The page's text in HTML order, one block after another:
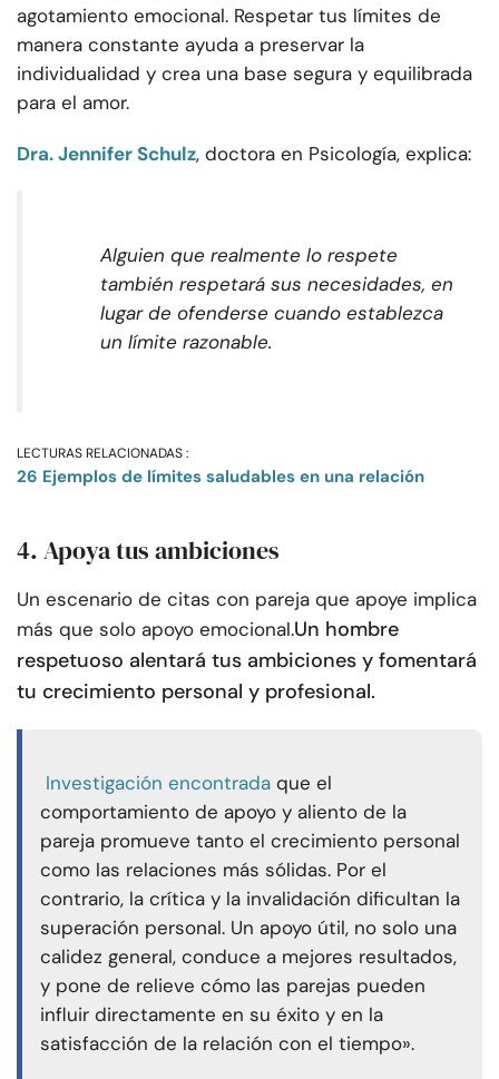
agotamiento emocional. Respetar tus límites de
manera constante ayuda a preservar la
individualidad y crea una base segura y equilibrada
para el amor.
Dra. Jennifer Schulz, doctora en Psicología, explica:
Alguien que realmente lo respete
también respetará sus necesidades, en
lugar de ofenderse cuando establezca
un límite razonable.
LECTURAS RELACIONADAS :
26 Ejemplos de límites saludables en una relación
4. Apoya tus ambiciones
Un escenario de citas con pareja que apoye implica
más que solo apoyo emocional.Un hombre
respetuoso alentará tus ambiciones y fomentará
tu crecimiento personal y profesional.
Investigación encontrada que el
comportamiento de apoyo y aliento de la
pareja promueve tanto el crecimiento personal
como las relaciones más sólidas. Por el
contrario, la crítica y la invalidación dificultan la
superación personal. Un apoyo útil, no solo una
calidez general, conduce a mejores resultados,
y pone de relieve cómo las parejas pueden
influir directamente en su éxito y en la
satisfacción de la relación con el tiempo».